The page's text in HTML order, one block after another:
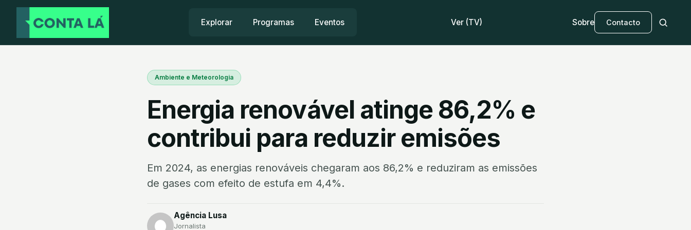
Explorar Programas Eventos Ver (TV) Sobre Contacto
Ambiente e Meteorologia
Energia renovável atinge 86,2% e
contribui para reduzir emisões
Em 2024, as energias renováveis chegaram aos 86,2% e reduziram as emissões
de gases com efeito de estufa em 4,4%.
Agência Lusa
Jornalista